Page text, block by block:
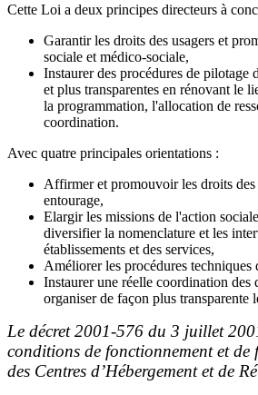
Cette Loi a deux principes directeurs à
Garantir les droits des usagers et
sociale et médico-sociale,
Instaurer des procédures de pilotage
et plus transparentes en rénovant le
la programmation, l'allocation de
coordination.
Avec quatre principales orientations :
Affirmer et promouvoir les droits
entourage,
Elargir les missions de l'action
diversifier la nomenclature et les
établissements et des services,
Améliorer les procédures
Instaurer une réelle coordination des
organiser de façon plus transparente
Le décret 2001-576 du 3 juillet
conditions de fonctionnement et de
des Centres d’Hébergement et de